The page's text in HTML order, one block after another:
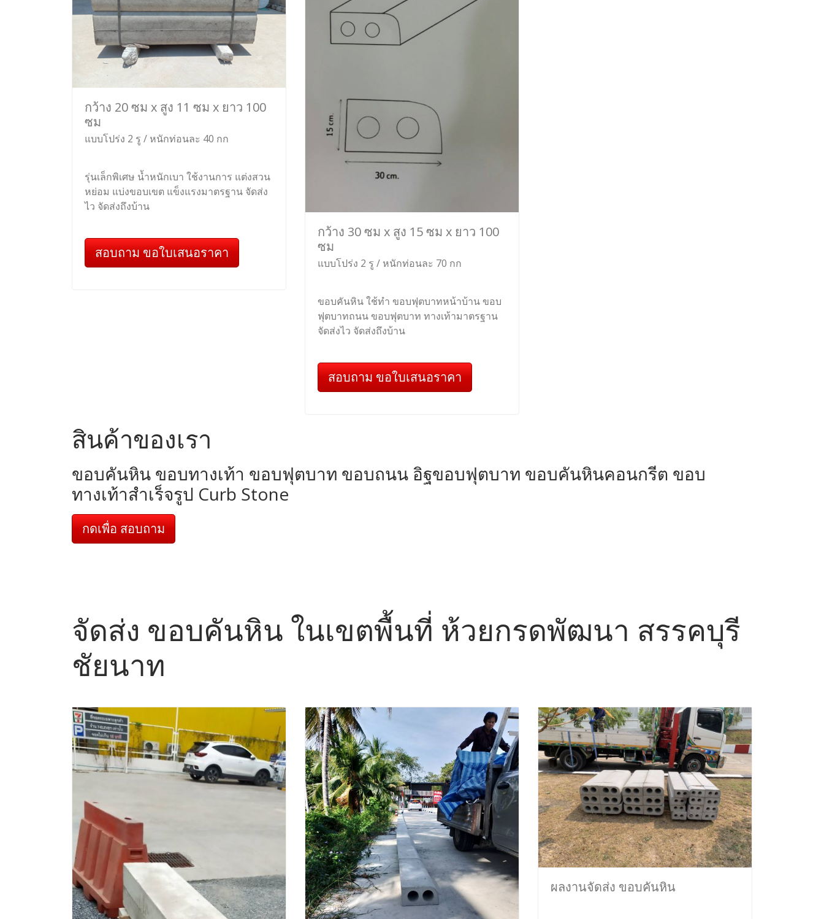
กว้าง 20 ซม x สูง 11 ซม x ยาว 100
ซม
แบบโปร่ง 2 รู / หนักท่อนละ 40 กก
รุ่นเล็กพิเศษ น้ำหนักเบา ใช้งานการ แต่งสวน
หย่อม แบ่งขอบเขต แข็งแรงมาตรฐาน จัดส่ง
ไว จัดส่งถึงบ้าน
สอบถาม ขอใบเสนอราคา
กว้าง 30 ซม x สูง 15 ซม x ยาว 100
ซม
แบบโปร่ง 2 รู / หนักท่อนละ 70 กก
ขอบคันหิน ใช้ทำ ขอบฟุตบาทหน้าบ้าน ขอบ
ฟุตบาทถนน ขอบฟุตบาท ทางเท้ามาตรฐาน
จัดส่งไว จัดส่งถึงบ้าน
สอบถาม ขอใบเสนอราคา
สินค้าของเรา
ขอบคันหิน ขอบทางเท้า ขอบฟุตบาท ขอบถนน อิฐขอบฟุตบาท ขอบคันหินคอนกรีต ขอบ
ทางเท้าสำเร็จรูป Curb Stone
กดเพื่อ สอบถาม
จัดส่ง ขอบคันหิน ในเขตพื้นที่ ห้วยกรดพัฒนา สรรคบุรี
ชัยนาท
ผลงานจัดส่ง ขอบคันหิน